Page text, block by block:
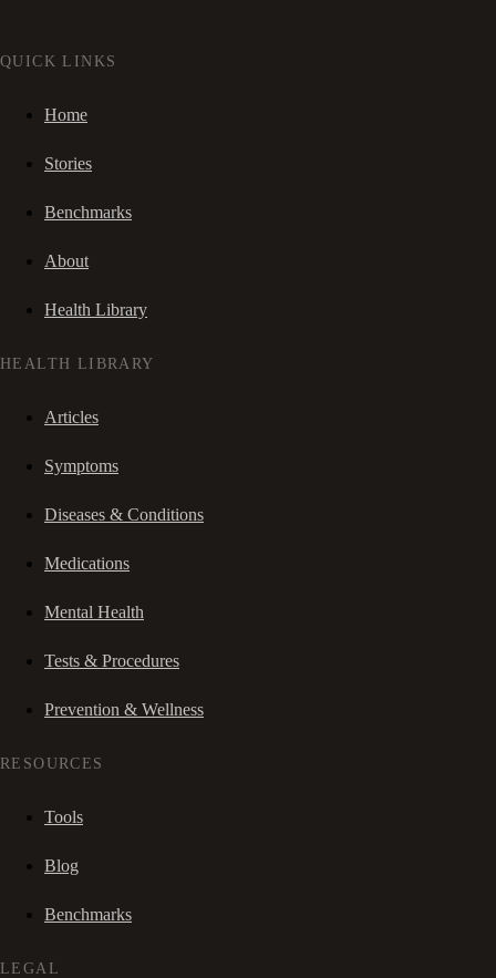
QUICK LINKS
Home
Stories
Benchmarks
About
Health Library
HEALTH LIBRARY
Articles
Symptoms
Diseases & Conditions
Medications
Mental Health
Tests & Procedures
Prevention & Wellness
RESOURCES
Tools
Blog
Benchmarks
LEGAL